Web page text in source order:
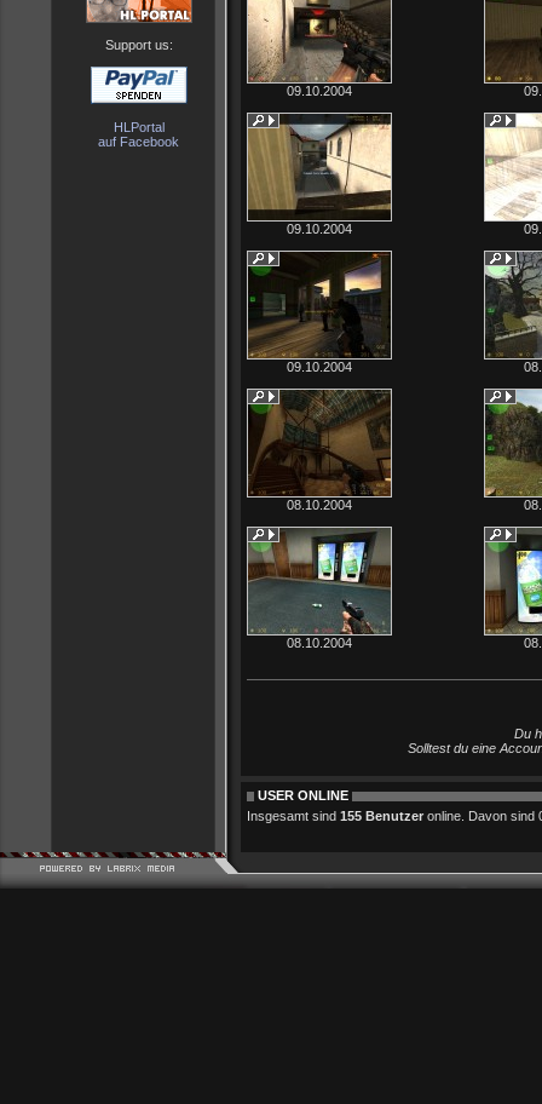
Support us:
HLPortal
auf Facebook
09.10.2004
09.10.2004
09.10.2004
08.10.2004
08.10.2004
Du
Solltest du eine
USER ONLINE
Insgesamt sind 155 Benutzer online. Davon sind